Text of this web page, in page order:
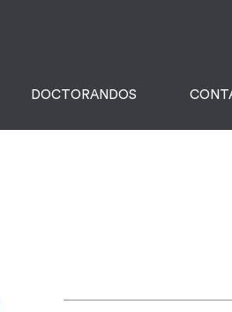
DOCTORANDOS